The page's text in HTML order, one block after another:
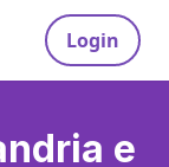
Login
e